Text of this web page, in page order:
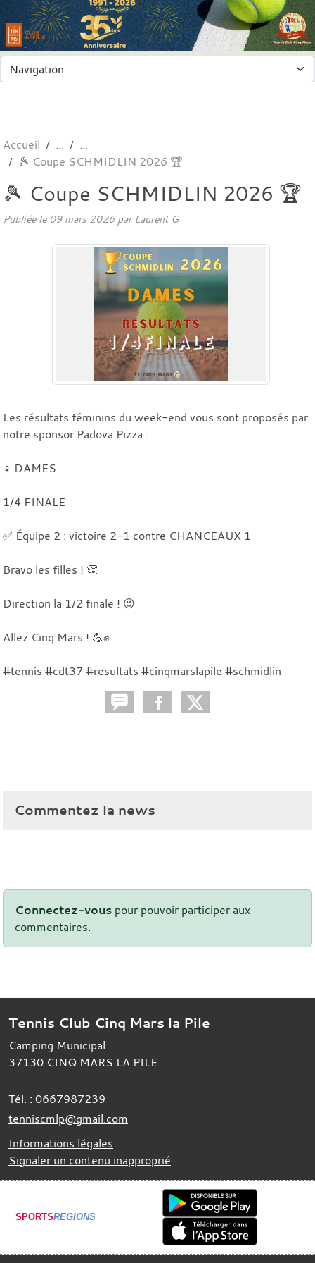
Accueil
🎾 Coupe SCHMIDLIN 2026 🏆
🎾 Coupe SCHMIDLIN 2026 🏆
Publiée le 09 mars 2026par Laurent G
Les résultats féminins du week-end vous sont proposés par
notre sponsor Padova Pizza :
♀️ DAMES
1/4 FINALE
✅ Équipe 2 : victoire 2-1 contre CHANCEAUX 1
Bravo les filles ! 👏
Direction la 1/2 finale ! 😉
Allez Cinq Mars ! 💪✊
#tennis #cdt37 #resultats #cinqmarslapile #schmidlin
Commentez la news
Connectez-vous pour pouvoir participer aux
commentaires.
Tennis Club Cinq Mars la Pile
Camping Municipal
37130 CINQ MARS LA PILE
Tél. : 0667987239
tenniscmlp@gmail.com
Informations légales
Signaler un contenu inapproprié
SPORTSREGIONS
Panneau de gestion des cookies